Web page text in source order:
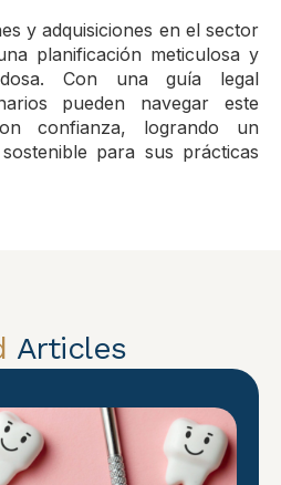
y adquisiciones en el sector
planificación meticulosa y
Con una guía legal
pueden navegar este
confianza, logrando un
para sus prácticas
Articles